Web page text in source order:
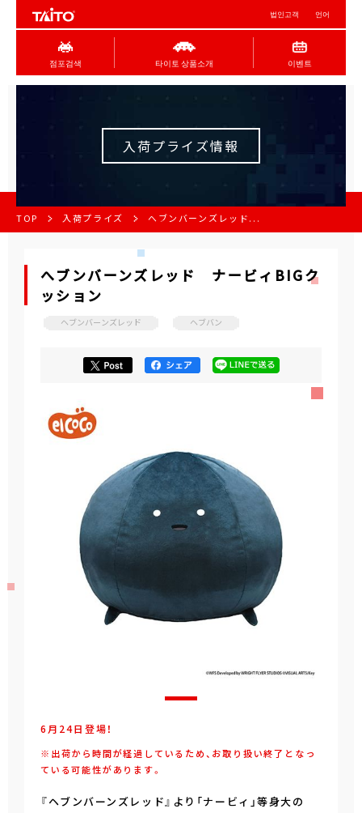
법인고객 언어
점포검색 타이토 상품소개 이벤트
入荷プライズ情報
TOP 入荷プライズ へブンバーンズレッド...
へブンバーンズレッド ナービィBIGク
ッション
ヘブンバーンズレッド ヘブバン
6月24日登場！
※出荷から時間が経過しているため、お取り扱い終了となっ
ている可能性があります。
『ヘブンバーンズレッド』より「ナービィ」等身大の